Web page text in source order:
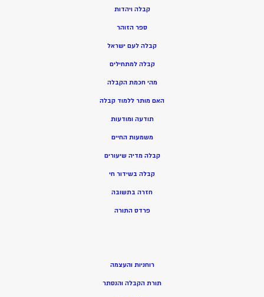
קבלה ויהדות
ספר הזוהר
קבלה לעם ישראל
קבלה למתחילים
מהי חכמת הקבלה
האם מותר ללמוד קבלה
תודעה ומודעות
משמעות החיים
קבלה מדיה שיעורים
קבלה בשידור חי
חזרה בתשובה
פרדס התורה
רוחניות והעצמה
תורת הקבלה והנסתר